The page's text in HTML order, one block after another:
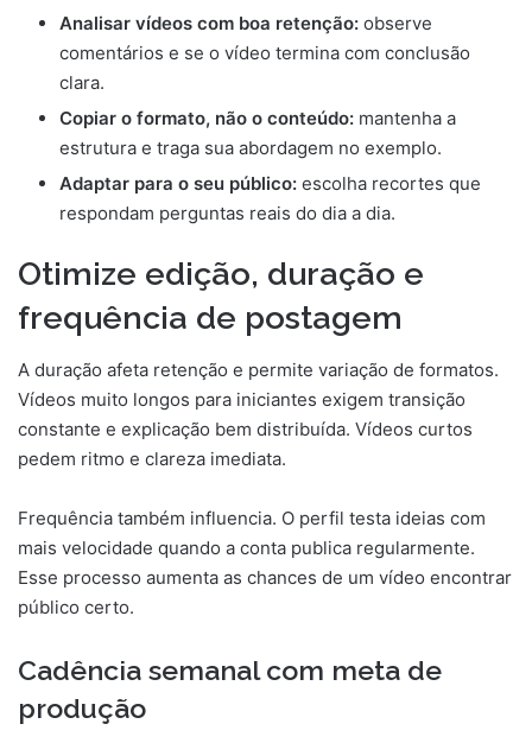
Analisar vídeos com boa retenção: observe
comentários e se o vídeo termina com conclusão
clara.
Copiar o formato, não o conteúdo: mantenha a
estrutura e traga sua abordagem no exemplo.
Adaptar para o seu público: escolha recortes que
respondam perguntas reais do dia a dia.
Otimize edição, duração e
frequência de postagem
A duração afeta retenção e permite variação de formatos.
Vídeos muito longos para iniciantes exigem transição
constante e explicação bem distribuída. Vídeos curtos
pedem ritmo e clareza imediata.
Frequência também influencia. O perfil testa ideias com
mais velocidade quando a conta publica regularmente.
Esse processo aumenta as chances de um vídeo encontrar
público certo.
Cadência semanal com meta de
produção